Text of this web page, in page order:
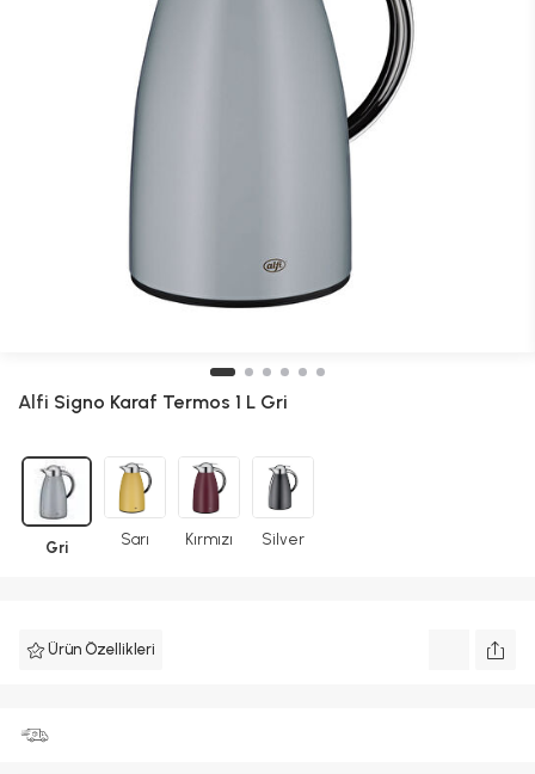
Alfi Signo Karaf Termos 1 L Gri
Gri Sarı Kırmızı Silver
Ürün Özellikleri